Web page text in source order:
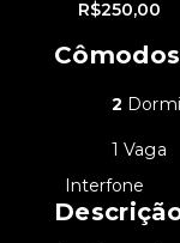
R$250,00
2
1 Vaga
Interfone